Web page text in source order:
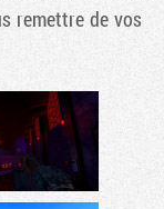
remettre de vos